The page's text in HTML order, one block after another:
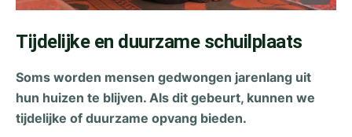
Tijdelijke en duurzame schuilplaats
Soms worden mensen gedwongen jarenlang uit
hun huizen te blijven. Als dit gebeurt, kunnen we
tijdelijke of duurzame opvang bieden.